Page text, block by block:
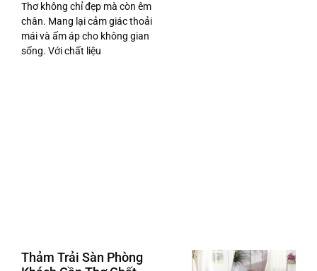
Thơ không chỉ đẹp mà còn êm
chân. Mang lại cảm giác thoải
mái và ấm áp cho không gian
sống. Với chất liệu
Thảm Trải Sàn Phòng